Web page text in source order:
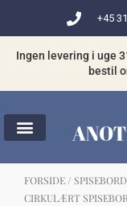
indholdet
+45
Ingen levering i uge
bestil
FORSIDE /
CIRKULÆRT